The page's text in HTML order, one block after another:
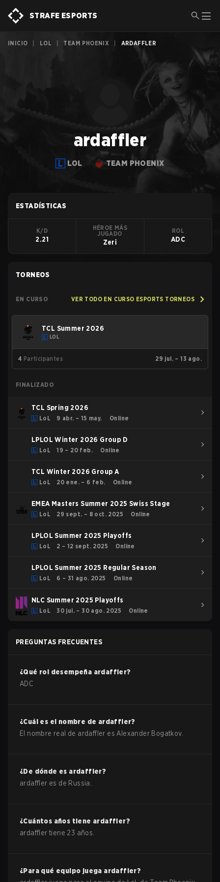
STRAFE ESPORTS
INICIO LOL TEAM PHOENIX ARDAFFLER
ardaffler
LOL TEAM PHOENIX
ESTADÍSTICAS
K/D
2.21
HÉROE MÁS
JUGADO
Zeri
ROL
ADC
TORNEOS
EN CURSO VER TODO EN CURSO ESPORTS TORNEOS
TCL Summer 2026
LOL
4 Participantes 29 jul. – 13 ago.
FINALIZADO
TCL Spring 2026
LoL 9 abr. – 15 may. Online
LPLOL Winter 2026 Group D
LoL 19 – 20 feb. Online
TCL Winter 2026 Group A
LoL 20 ene. – 6 feb. Online
EMEA Masters Summer 2025 Swiss Stage
LoL 29 sept. – 8 oct. 2025 Online
LPLOL Summer 2025 Playoffs
LoL 2 – 12 sept. 2025 Online
LPLOL Summer 2025 Regular Season
LoL 6 – 31 ago. 2025 Online
NLC Summer 2025 Playoffs
LoL 30 jul. – 30 ago. 2025 Online
PREGUNTAS FRECUENTES
¿Qué rol desempeña ardaffler?
ADC
¿Cuál es el nombre de ardaffler?
El nombre real de ardaffler esAlexander Bogatkov.
¿De dónde es ardaffler?
ardaffler es de Russia.
¿Cuántos años tiene ardaffler?
ardaffler tiene 23 años.
¿Para qué equipo juega ardaffler?